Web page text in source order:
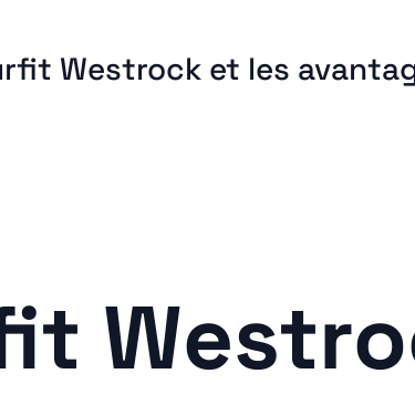
Westrock et les